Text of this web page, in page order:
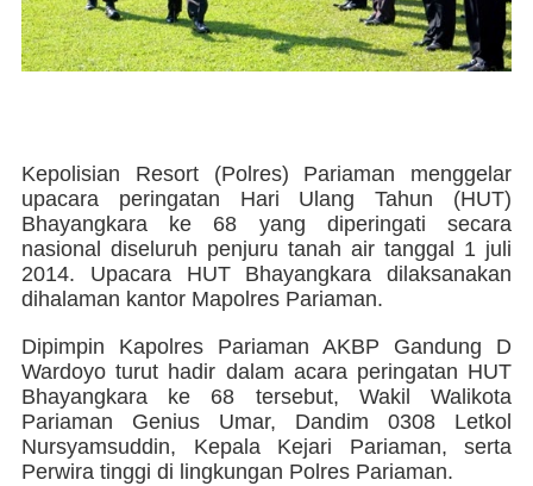
Kepolisian Resort (Polres) Pariaman menggelar
upacara peringatan Hari Ulang Tahun (HUT)
Bhayangkara ke 68 yang diperingati secara
nasional diseluruh penjuru tanah air tanggal 1 juli
2014. Upacara HUT Bhayangkara dilaksanakan
dihalaman kantor Mapolres Pariaman.
Dipimpin Kapolres Pariaman AKBP Gandung D
Wardoyo turut hadir dalam acara peringatan HUT
Bhayangkara ke 68 tersebut, Wakil Walikota
Pariaman Genius Umar, Dandim 0308 Letkol
Nursyamsuddin, Kepala Kejari Pariaman, serta
Perwira tinggi di lingkungan Polres Pariaman.